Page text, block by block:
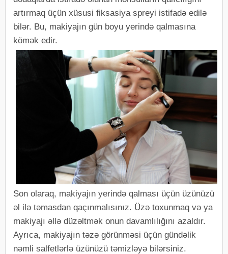
artırmaq üçün xüsusi fiksasiya spreyi istifadə edilə
bilər. Bu, makiyajın gün boyu yerində qalmasına
kömək edir.
Son olaraq, makiyajın yerində qalması üçün üzünüzü
əl ilə təmasdan qaçınmalısınız. Üzə toxunmaq və ya
makiyajı əllə düzəltmək onun davamlılığını azaldır.
Ayrıca, makiyajın təzə görünməsi üçün gündəlik
nəmli salfetlərlə üzünüzü təmizləyə bilərsiniz.